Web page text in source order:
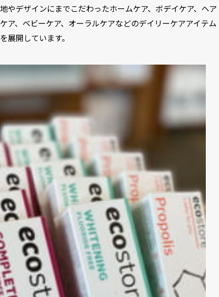
地やデザインにまでこだわったホームケア、ボデイケア、ヘア
ケア、ベビーケア、オーラルケアなどのデイリーケアアイテム
を展開しています。